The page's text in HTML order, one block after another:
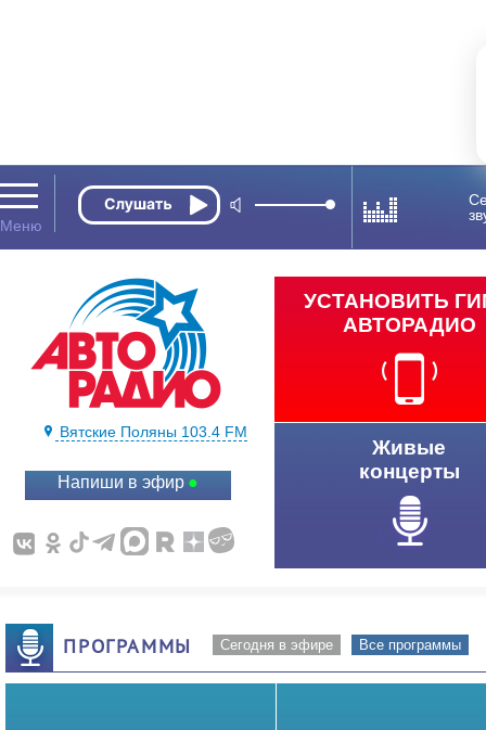
Вятские Поляны 103.4 FM
Напиши в эфир
УСТАНОВИТЬ
АВТОРАДИО
Живые
концерты
ПРОГРАММЫ Сегодня в эфире Все программы